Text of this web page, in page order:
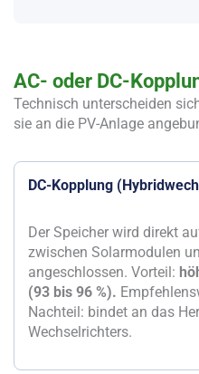
AC- oder DC-
Technisch unterscheiden
sie an die PV-Anlage
DC-Kopplung
Der Speicher wird direkt
zwischen Solarmodulen
angeschlossen. Vorteil:
(93 bis 96 %).
Nachteil: bindet an das
Wechselrichters.